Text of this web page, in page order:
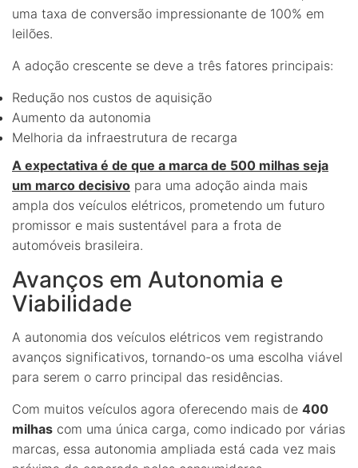
uma taxa de conversão impressionante de 100% em
leilões.
A adoção crescente se deve a três fatores principais:
Redução nos custos de aquisição
Aumento da autonomia
Melhoria da infraestrutura de recarga
A expectativa é de que a marca de 500 milhas seja
um marco decisivo para uma adoção ainda mais
ampla dos veículos elétricos, prometendo um futuro
promissor e mais sustentável para a frota de
automóveis brasileira.
Avanços em Autonomia e
Viabilidade
A autonomia dos veículos elétricos vem registrando
avanços significativos, tornando-os uma escolha viável
para serem o carro principal das residências.
Com muitos veículos agora oferecendo mais de 400
milhas com uma única carga, como indicado por várias
marcas, essa autonomia ampliada está cada vez mais